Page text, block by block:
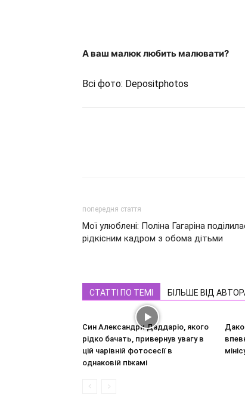
А ваш малюк любить малювати?
Всі фото: Depositphotos
попередня стаття
Мої улюблені: Поліна Гагаріна
рідкісним кадром з обома дітьми
СТАТТІ ПО ТЕМІ БІЛЬШЕ ВІД
Син Александри Даддаріо, якого
рідко бачать, привернув увагу в
цій чарівній фотосесії в
однаковій піжамі